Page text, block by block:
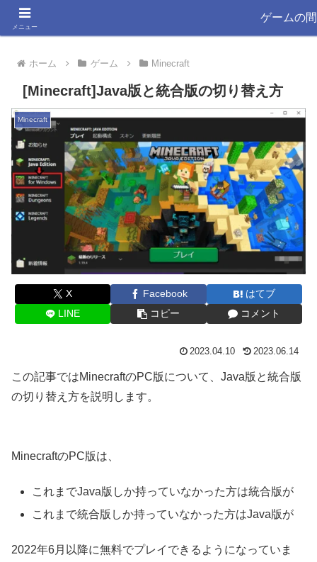
ホーム ゲーム Minecraft
[Minecraft]Java版と統合版の切り替え方
Minecraft
X Facebook
はてブ
LINE
コピー コメント
2023.04.10 2023.06.14
この記事ではMinecraftのPC版について、Java版と統合版
の切り替え方を説明します。
MinecraftのPC版は、
これまでJava版しか持っていなかった方は統合版が
これまで統合版しか持っていなかった方はJava版が
2022年6月以降に無料でプレイできるようになっていま
メニュー
ゲームの間